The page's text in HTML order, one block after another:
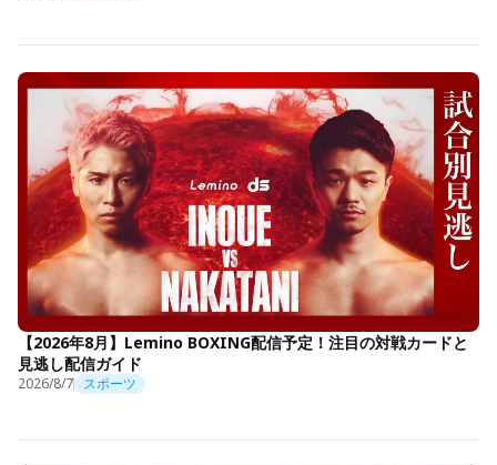
【2026年8月】Lemino BOXING配信予定！注目の対戦カードと
見逃し配信ガイド
2026/8/7 スポーツ